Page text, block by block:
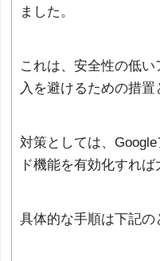
ました。
これは、安全性の低
入を避けるための措置
対策としては、
ド機能を有効化すれば
具体的な手順は下記の